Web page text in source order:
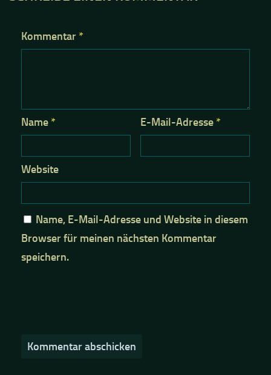
Kommentar *
Name * E-Mail-Adresse *
Website
Name, E-Mail-Adresse und Website in diesem
Browser für meinen nächsten Kommentar
speichern.